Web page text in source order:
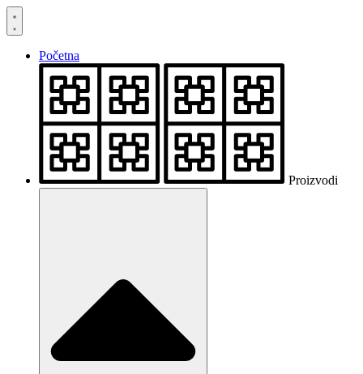
Skočite
na
Početna
Proizvodi